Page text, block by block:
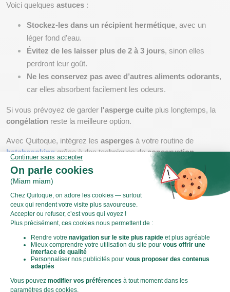
Voici quelques astuces :
Stockez-les dans un récipient hermétique, avec un
léger fond d’eau.
Évitez de les laisser plus de 2 à 3 jours, sinon elles
perdront leur goût.
Ne les conservez pas avec d’autres aliments odorants,
car elles absorbent facilement les odeurs.
Si vous prévoyez de garder l'asperge cuite
congélation reste la meilleure option.
Avec Quitoque, intégrez les asperges
batchcooking grâce à des techniques de conservation
recettes savoureuses pour préparer vos
plats
à l'avance tout en préservant leur
!
Des idées de recettes pour cuisiner les
asperges conservées
Que faire avec des asperges conservées ?
asperges, même après
de nombreuses recettes et plats :